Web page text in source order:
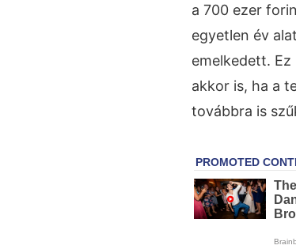
a 700 ezer
egyetlen év
emelkedett.
akkor is, ha a
továbbra is